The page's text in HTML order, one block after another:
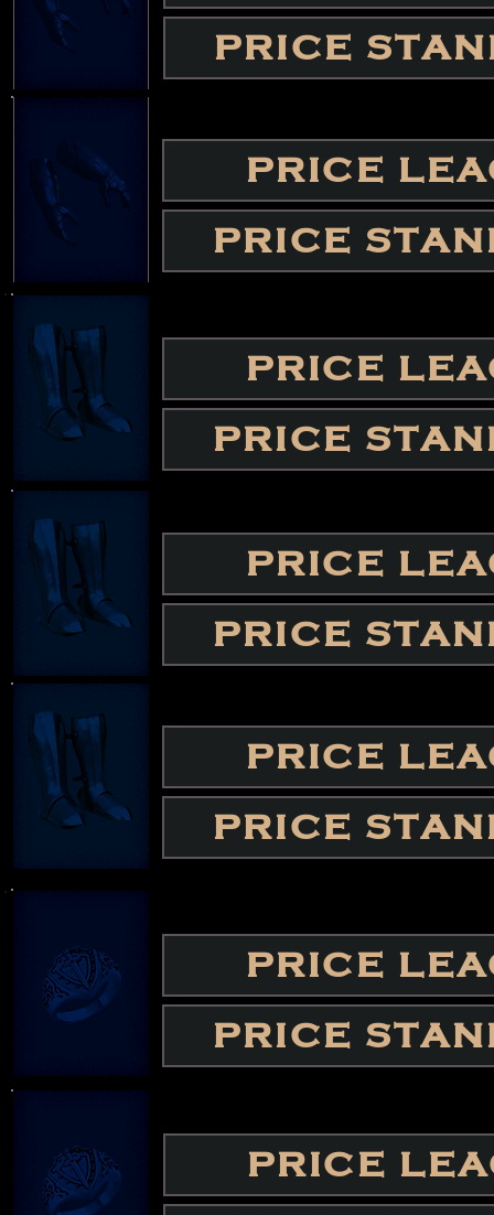
PRICE
PRICE
PRICE
PRICE
PRICE
PRICE
PRICE
PRICE
PRICE
PRICE
PRICE
PRICE